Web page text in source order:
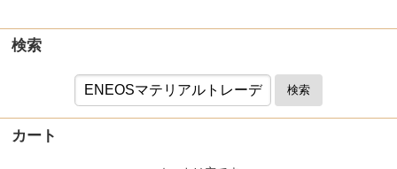
検索
検索
カート